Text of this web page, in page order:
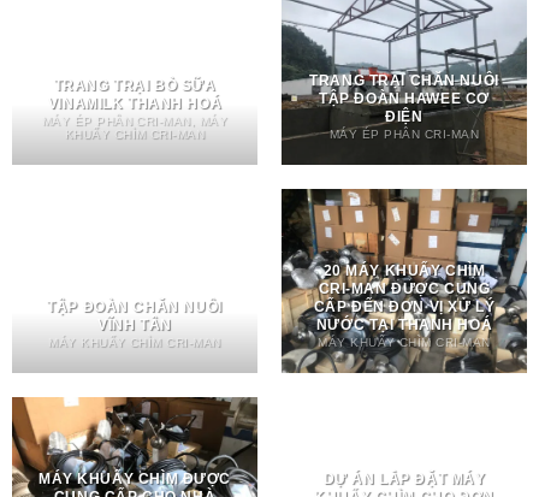
TRANG TRẠI BÒ SỮA
VINAMILK THANH HOÁ
MÁY ÉP PHÂN CRI-MAN, MÁY
KHUẤY CHÌM CRI-MAN
TRANG TRẠI CHĂN NUÔI
TẬP ĐOÀN HAWEE CƠ
ĐIỆN
MÁY ÉP PHÂN CRI-MAN
TẬP ĐOÀN CHĂN NUÔI
VĨNH TÂN
MÁY KHUẤY CHÌM CRI-MAN
20 MÁY KHUẤY CHÌM
CRI-MAN ĐƯỢC CUNG
CẤP ĐẾN ĐƠN VỊ XỬ LÝ
NƯỚC TẠI THANH HOÁ
MÁY KHUẤY CHÌM CRI-MAN
MÁY KHUẤY CHÌM ĐƯỢC
DỰ ÁN LẮP ĐẶT MÁY